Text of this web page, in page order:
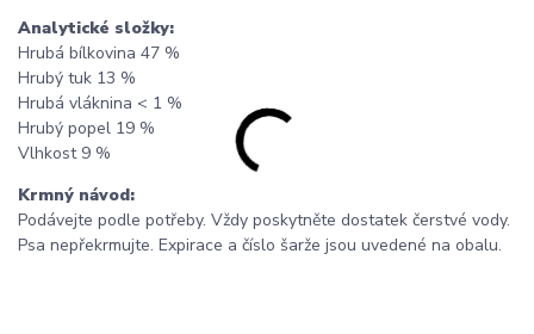
Analytické složky:
Hrubá bílkovina 47 %
Hrubý tuk 13 %
Hrubá vláknina < 1 %
Hrubý popel 19 %
Vlhkost 9 %
Krmný návod:
Podávejte podle potřeby. Vždy poskytněte dostatek čerstvé vody.
Psa nepřekrmujte. Expirace a číslo šarže jsou uvedené na obalu.